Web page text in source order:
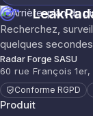
Recherchez,
quelques
Radar Forge SASU
60 rue François
Conforme RGPD
Produit